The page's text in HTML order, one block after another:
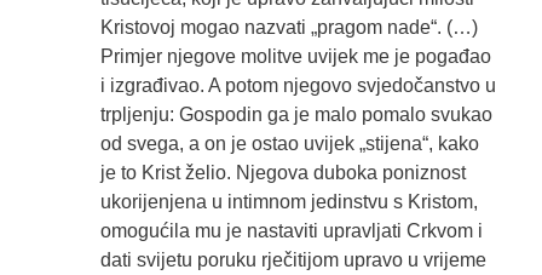
Kristovoj mogao nazvati „pragom nade“. (…)
Primjer njegove molitve uvijek me je pogađao
i izgrađivao. A potom njegovo svjedočanstvo u
trpljenju: Gospodin ga je malo pomalo svukao
od svega, a on je ostao uvijek „stijena“, kako
je to Krist želio. Njegova duboka poniznost
ukorijenjena u intimnom jedinstvu s Kristom,
omogućila mu je nastaviti upravljati Crkvom i
dati svijetu poruku rječitijom upravo u vrijeme